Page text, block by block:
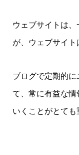
ウェブサイトは
が、ウェブサイト
ブログで定期的
て、常に有益な情
いくことがとても